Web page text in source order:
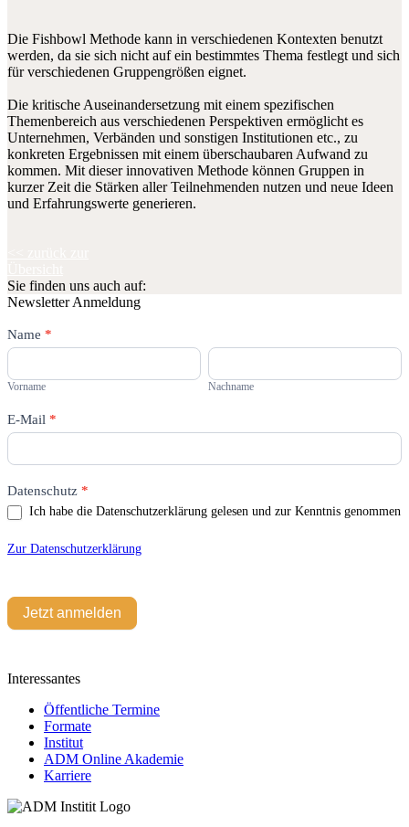
Die Fishbowl Methode kann in verschiedenen Kontexten benutzt
werden, da sie sich nicht auf ein bestimmtes Thema festlegt und sich
für verschiedenen Gruppengrößen eignet.
Die kritische Auseinandersetzung mit einem spezifischen
Themenbereich aus verschiedenen Perspektiven ermöglicht es
Unternehmen, Verbänden und sonstigen Institutionen etc., zu
konkreten Ergebnissen mit einem überschaubaren Aufwand zu
kommen. Mit dieser innovativen Methode können Gruppen in
kurzer Zeit die Stärken aller Teilnehmenden nutzen und neue Ideen
und Erfahrungswerte generieren.
Sie finden uns auch auf:
Newsletter Anmeldung
Newsletter
Name *
Vorname
Vorname
Nachname
Nachname
E-Mail *
Datenschutz *
Ich habe die Datenschutzerklärung gelesen und zur Kenntnis genommen
Zur Datenschutzerklärung
Jetzt anmelden
Falls
Du
bist,
dieses
Feld
Interessantes
Öffentliche Termine
Formate
Institut
ADM Online Akademie
Karriere